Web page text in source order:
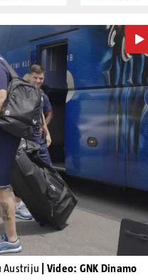
videa...
Austriju | Video: GNK Dinamo